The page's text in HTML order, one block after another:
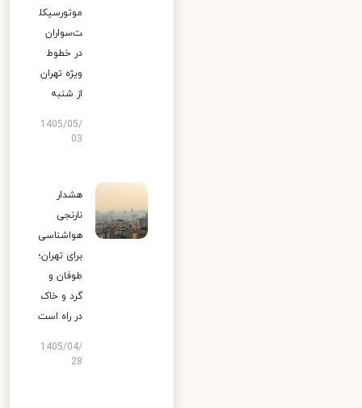
موتورسیکل
ت‌سواران
در خطوط
ویژه تهران
از شنبه
1405/05/
03
هشدار
نارنجی
هواشناسی
برای تهران؛
طوفان و
گرد و خاک
در راه است
1405/04/
28